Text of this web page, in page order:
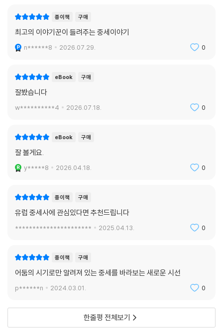
종이책 구매
최고의 이야기꾼이 들려주는 중세이야기
n******8 2026.07.29. 0
eBook 구매
잘봤습니다
w**********4 2026.07.18. 0
eBook 구매
잘 볼게요.
y*****8 2026.04.18. 0
종이책 구매
유럽 중세사에 관심있다면 추천드립니다
********************** 2025.04.13. 0
종이책 구매
어둠의 시기로만 알려져 있는 중세를 바라보는 새로운 시선
p******n 2024.03.01. 0
한줄평 전체보기